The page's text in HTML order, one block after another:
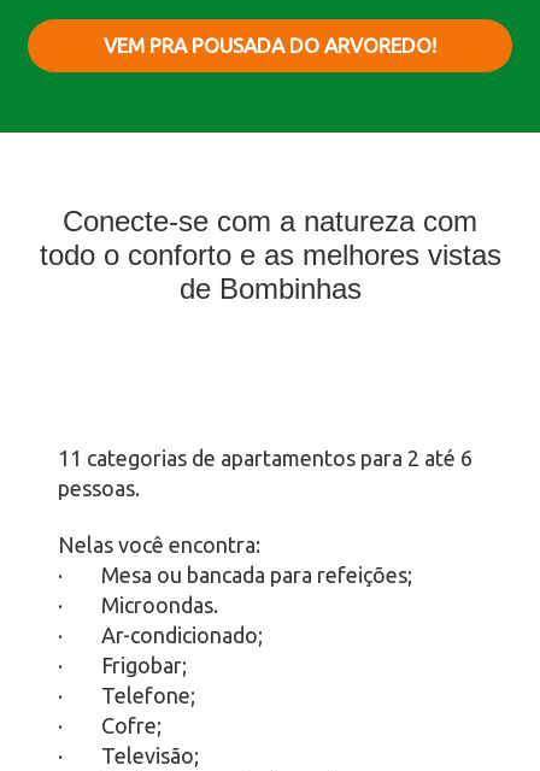
VEM PRA POUSADA DO ARVOREDO!
Conecte-se com a natureza com
todo o conforto e as melhores vistas
de Bombinhas
11 categorias de apartamentos para 2 até 6
pessoas.
Nelas você encontra:
· Mesa ou bancada para refeições;
· Microondas.
· Ar-condicionado;
· Frigobar;
· Telefone;
· Cofre;
· Televisão;